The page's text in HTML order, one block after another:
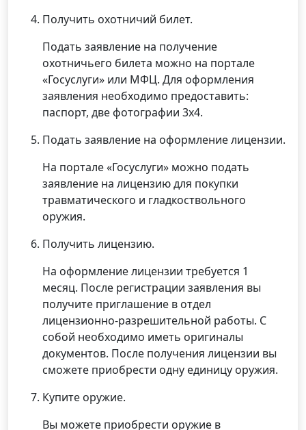
Получить охотничий билет.
Подать заявление на получение
охотничьего билета можно на портале
«Госуслуги» или МФЦ. Для оформления
заявления необходимо предоставить:
паспорт, две фотографии 3х4.
Подать заявление на оформление лицензии.
На портале «Госуслуги» можно подать
заявление на лицензию для покупки
травматического и гладкоствольного
оружия.
Получить лицензию.
На оформление лицензии требуется 1
месяц. После регистрации заявления вы
получите приглашение в отдел
лицензионно-разрешительной работы. С
собой необходимо иметь оригиналы
документов. После получения лицензии вы
сможете приобрести одну единицу оружия.
Купите оружие.
Вы можете приобрести оружие в